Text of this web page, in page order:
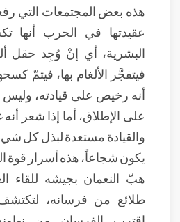
هذه بعض المجتمعات التي
عقيدتها في الحرب أنها
البشرية، أي إنْ وُجِد حقل
فيتفجَّر الألغام بها، فيتمّ
أنه رخيص على قيادته،
على الإطلاق، أما إذا شعر
والقيادة مستعدة لبذل كل شيء
يكون شجاعاً، هذه أسرار قوة
هبّ النعمان بجيشه للقاء
طلائع من فرسانه،